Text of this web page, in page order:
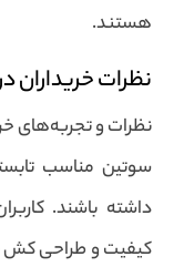
هستند.
نظرات
نظرات و تجربه‌های
سوتین مناسب
داشته باشند.
کیفیت و طراحی کش